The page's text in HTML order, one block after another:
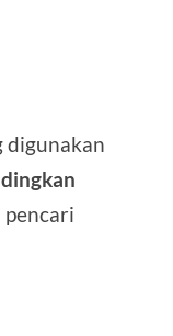
digunakan